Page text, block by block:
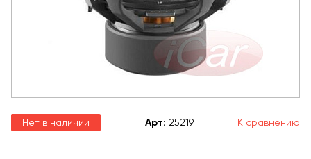
Нет в наличии Арт: 25219 К сравнению